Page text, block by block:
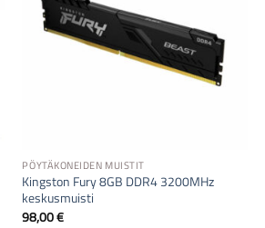
PÖYTÄKONEIDEN MUISTIT
Kingston Fury 8GB DDR4 3200MHz
keskusmuisti
98,00€